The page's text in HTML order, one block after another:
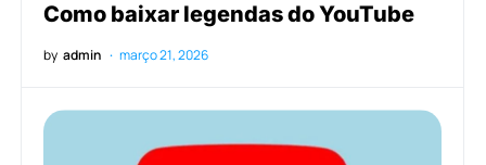
Como baixar legendas do YouTube
by admin março 21, 2026